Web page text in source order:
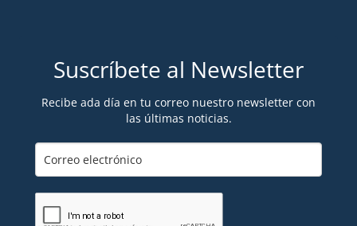
Suscríbete al Newsletter
Recibe ada día en tu correo nuestro newsletter con
las últimas noticias.